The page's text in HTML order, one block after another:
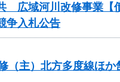
広域河川改修事業【
争入札公告
主）北方多度線ほ